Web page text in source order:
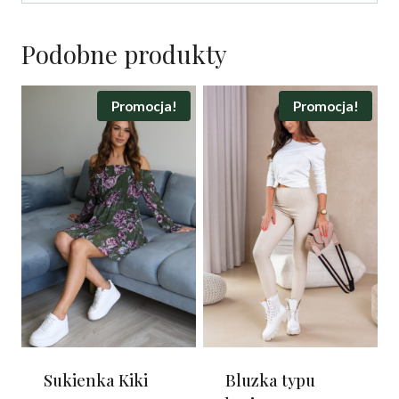
Podobne produkty
Promocja!
Sukienka Kiki
Promocja!
Bluzka typu